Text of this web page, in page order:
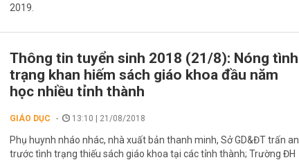
2019.
Thông tin tuyển sinh 2018 (21/8): Nóng tình
trạng khan hiếm sách giáo khoa đầu năm
học nhiều tỉnh thành
GIÁO DỤC 13:10 | 21/08/2018
Phụ huynh nháo nhác, nhà xuất bản thanh minh, Sở GD&ĐT trấn an
trước tình trạng thiếu sách giáo khoa tại các tỉnh thành; Trường ĐH